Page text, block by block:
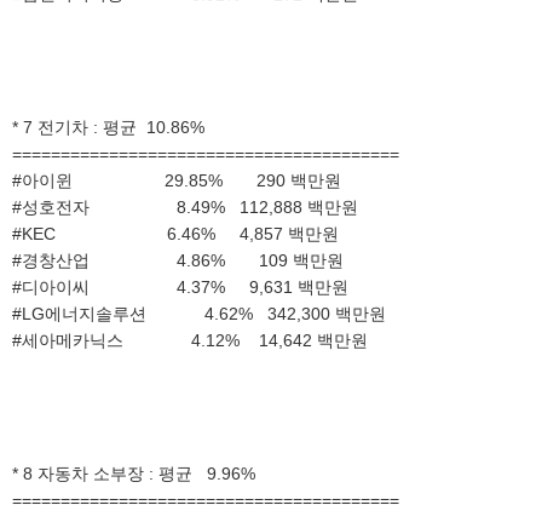
* 7 전기차 : 평균 10.86%
========================================
#아이윈 29.85% 290 백만원
#성호전자 8.49% 112,888 백만원
#KEC 6.46% 4,857 백만원
#경창산업 4.86% 109 백만원
#디아이씨 4.37% 9,631 백만원
#LG에너지솔루션 4.62% 342,300 백만원
#세아메카닉스 4.12% 14,642 백만원
* 8 자동차 소부장 : 평균 9.96%
========================================